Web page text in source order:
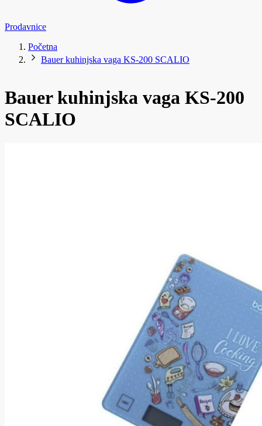
Prodavnice
Početna
Bauer kuhinjska vaga KS-200 SCALIO
Bauer kuhinjska vaga KS-200
SCALIO